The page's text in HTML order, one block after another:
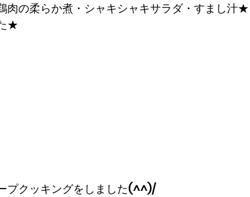
肉の柔らか煮・シャキシャキサラダ・すまし汁★
★
プクッキングをしました(^^)/